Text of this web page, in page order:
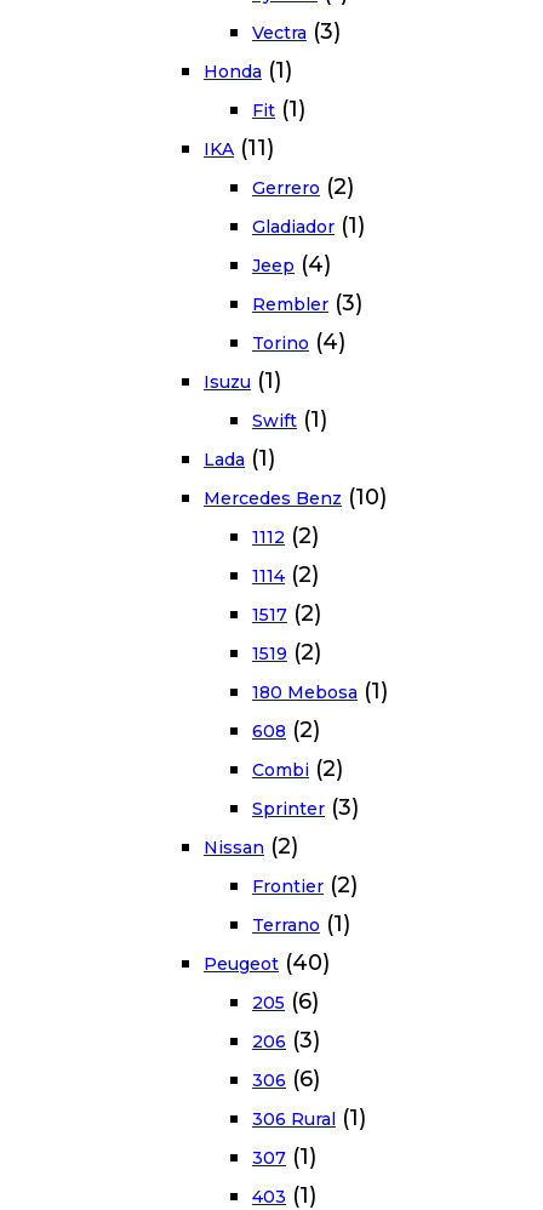
Vectra (3)
Honda (1)
Fit (1)
IKA (11)
Gerrero (2)
Gladiador (1)
Jeep (4)
Rembler (3)
Torino (4)
Isuzu (1)
Swift (1)
Lada (1)
Mercedes Benz (10)
1112 (2)
1114 (2)
1517 (2)
1519 (2)
180 Mebosa (1)
608 (2)
Combi (2)
Sprinter (3)
Nissan (2)
Frontier (2)
Terrano (1)
Peugeot (40)
205 (6)
206 (3)
306 (6)
306 Rural (1)
307 (1)
403 (1)